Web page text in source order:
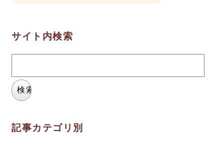
サイト内検索
索:
記事カテゴリ別